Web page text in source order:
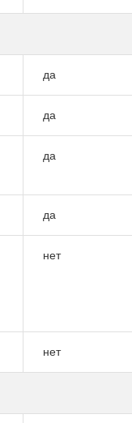
да
да
да
да
нет
нет